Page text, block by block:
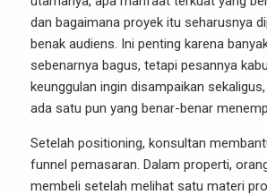
dan bagaimana proyek itu seharusnya
benak audiens. Ini penting karena
sebenarnya bagus, tetapi pesannya
keunggulan ingin disampaikan
ada satu pun yang benar-benar
Setelah positioning, konsultan
funnel pemasaran. Dalam properti,
membeli setelah melihat satu materi